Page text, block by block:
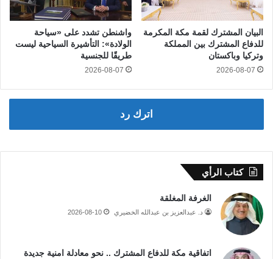
البيان المشترك لقمة مكة المكرمة
للدفاع المشترك بين المملكة
وتركيا وباكستان
2026-08-07
واشنطن تشدد على «سياحة
الولادة»: التأشيرة السياحية ليست
طريقًا للجنسية
2026-08-07
اترك رد
كتاب الرأي
الغرفة المغلقة
د. عبدالعزيز بن عبدالله الخضيري 2026-08-10
اتفاقية مكة للدفاع المشترك .. نحو معادلة امنية جديدة